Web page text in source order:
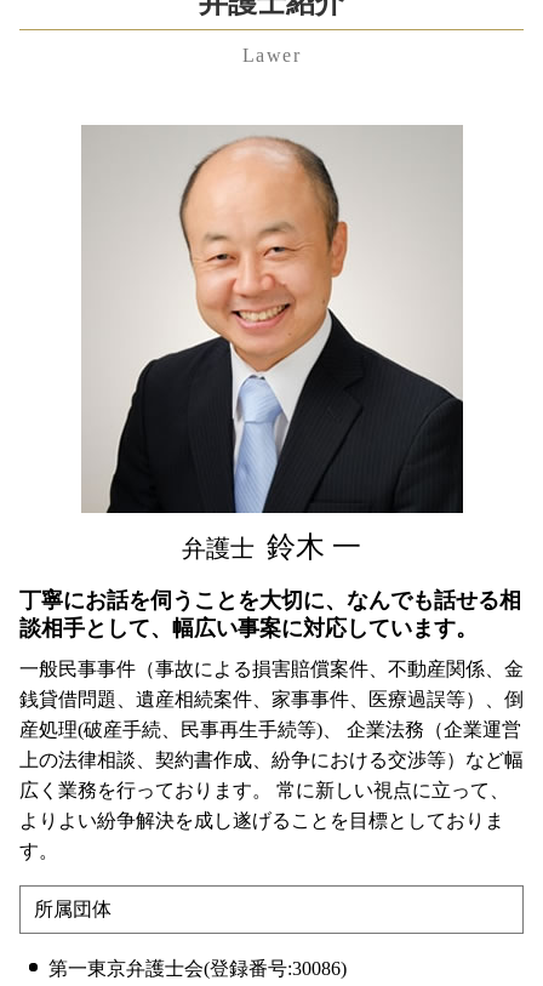
離婚調停 流れ
財産分与 対象にならないもの
業務 提携 契約書
退職勧奨 違法
相続人 調査 自分で
相続 借金
公正証書遺言 費用
限定承認 手続き
公正証書遺言 作り方
労働問題 弁護士 費用
不当解雇 慰謝料 相場
労働問題 弁護士
雇用契約書 残業代
残業代請求 弁護士
埼玉県 親権 弁護士 相談
神奈川県 不当解雇 弁護士 相談
東京都 相続 弁護士 相談
渋谷区 企業法務 弁護士 相談
中央区 相続 弁護士 相談
港区 離婚 弁護士 相談
千葉県 相続放棄 弁護士 相談
埼玉県 不貞行為 弁護士 相談
千葉県 企業法務 弁護士 相談
渋谷区 慰謝料 弁護士 相談
中央区 遺言書 弁護士 相談
東京都 遺産分割協議 弁護士 相談
港区 労働問題 弁護士 相談
渋谷区 遺留分 弁護士 相談
埼玉県 慰謝料 弁護士 相談
Lawer
弁護士 鈴木 一
丁寧にお話を伺うことを大切に、なんでも話せる相
談相手として、幅広い事案に対応しています。
一般民事事件（事故による損害賠償案件、不動産関係、金
銭貸借問題、遺産相続案件、家事事件、医療過誤等）、倒
産処理(破産手続、民事再生手続等)、 企業法務（企業運営
上の法律相談、契約書作成、紛争における交渉等）など幅
広く業務を行っております。 常に新しい視点に立って、
よりよい紛争解決を成し遂げることを目標としておりま
す。
所属団体
第一東京弁護士会(登録番号:30086)